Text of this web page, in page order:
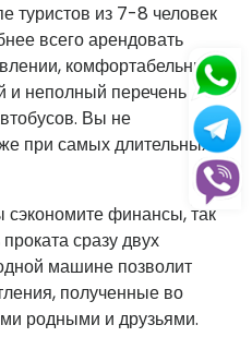
туристов из 7-8 человек
всего арендовать
комфортабельные и
и неполный перечень
Вы не
при самых длительных
финансы, так
сразу двух
машине позволит
полученные во
родными и друзьями.